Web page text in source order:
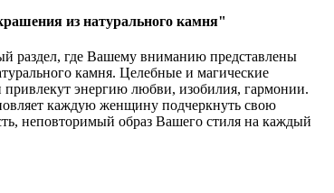
из натурального камня"
раздел, где Вашему вниманию представлены
камня. Целебные и магические
привлекут энергию любви, изобилия, гармонии.
каждую женщину подчеркнуть свою
неповторимый образ Вашего стиля на каждый